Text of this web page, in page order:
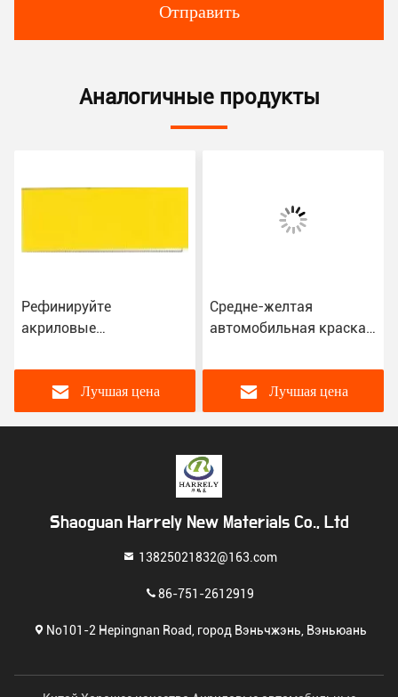
Отправить
Аналогичные продукты
Рефинируйте
акриловые
2K лимонный жёлтый
цвет для автомобилей
Лучшая цена
Средне-желтая
автомобильная краска,
спрейная 2K
автомобильная краска
ISO14001
Лучшая цена
Shaoguan Harrely New Materials Co., Ltd
13825021832@163.com
86-751-2612919
No101-2 Hepingnan Road, город Вэньчжэнь, Вэньюань